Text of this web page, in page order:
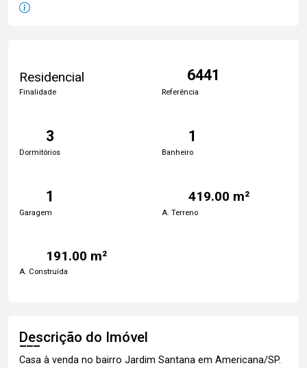
Residencial
Finalidade
6441
Referência
3
Dormitórios
1
Banheiro
1
Garagem
419.00 m²
A. Terreno
191.00 m²
A. Construída
Descrição do Imóvel
Casa à venda no bairro Jardim Santana em Americana/SP.